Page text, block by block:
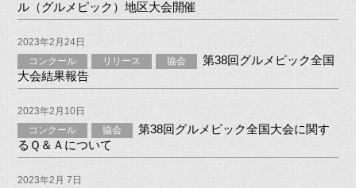
ル（グルメピック）地区大会開催
2023年2月24日
コンクール
リリース 協会
第38回グルメピック全国
大会結果報告
2023年2月10日
コンクール
協会
第38回グルメピック全国大会に関す
るＱ＆Ａについて
2023年2月 7日